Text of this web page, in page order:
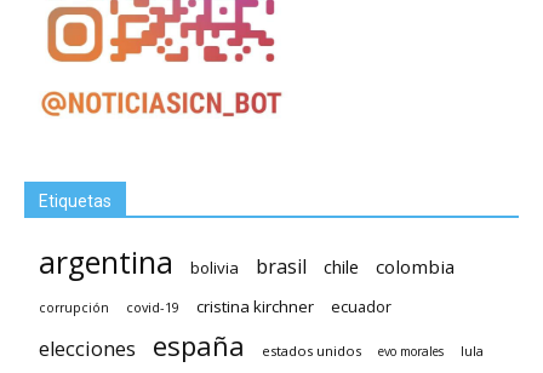
Etiquetas
argentina bolivia brasil chile colombia
corrupción covid-19 cristina kirchner ecuador
elecciones españa estados unidos evo morales lula